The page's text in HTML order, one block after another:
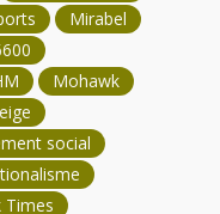
Mirabel
Mohawk
social
Times